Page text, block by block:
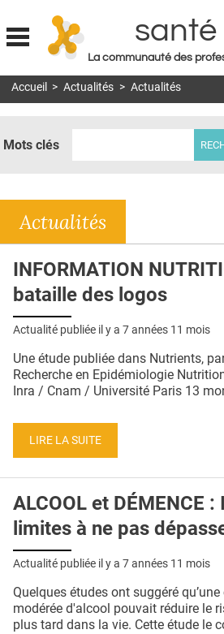
Jump to
santé
La communauté des
MON COMPTE
DOSSIERS
RÉSEAUX
E-REVUE SAD
QUI SOMMES-NOUS ?
CONDITIONS GÉNÉRALES
CRÉDITS
Accueil > Actualités > Actualités
Mots clés
Actualités
INFORMATION
bataille des logos
Actualité publiée il y a 7 années 11 mois
Une étude publiée dans Nutrients,
Recherche en Epidémiologie
Inra / Cnam / Université Paris 13
LIRE LA SUITE
ALCOOL et DÉMENCE :
limites à ne pas
Actualité publiée il y a 7 années 11 mois
Quelques études ont suggéré
modérée d'alcool pouvait réduire le
plus tard dans la vie. Cette étude le